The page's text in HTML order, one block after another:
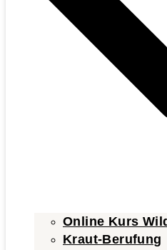
Online Kurs
Kraut-Berufung